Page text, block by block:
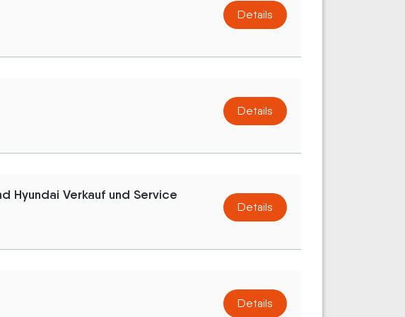
Details
Details
Hyundai Verkauf und Service
Details
Details